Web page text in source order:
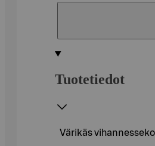
Tuotetiedot
Värikäs